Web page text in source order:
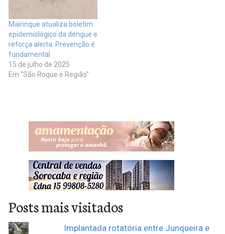
Mairinque atualiza boletim
epidemiológico da dengue e
reforça alerta: Prevenção é
fundamental
15 de julho de 2025
Em "São Roque e Região"
Posts mais visitados
Implantada rotatória entre Junqueira e